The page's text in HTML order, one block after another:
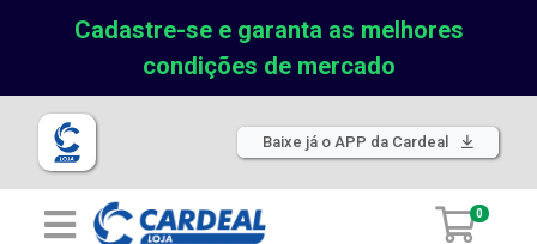
Cadastre-se e garanta as melhores
condições de mercado
Baixe já o APP da Cardeal
0